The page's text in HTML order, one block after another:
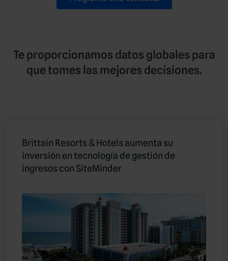
Te proporcionamos datos globales para
que tomes las mejores decisiones.
Brittain Resorts & Hotels aumenta su
inversión en tecnología de gestión de
ingresos con SiteMinder